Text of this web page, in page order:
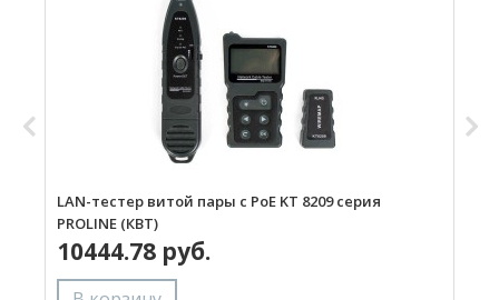
LAN-тестер витой пары с РоЕ KT 8209 серия
PROLINE (КВТ)
10444.78 руб.